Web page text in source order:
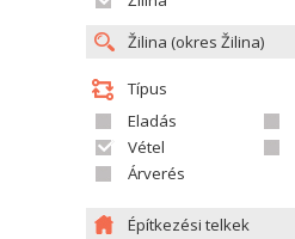
Típus
Eladás
Vétel
Árverés
Építkezési telkek